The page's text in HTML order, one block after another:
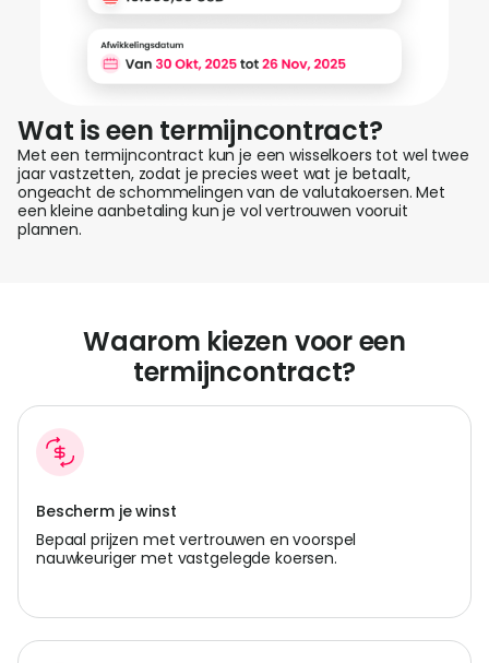
Wat is een termijncontract?
Met een termijncontract kun je een wisselkoers tot wel twee
jaar vastzetten, zodat je precies weet wat je betaalt,
ongeacht de schommelingen van de valutakoersen. Met
een kleine aanbetaling kun je vol vertrouwen vooruit
plannen.
Waarom kiezen voor een
termijncontract?
Bescherm je winst
Bepaal prijzen met vertrouwen en voorspel
nauwkeuriger met vastgelegde koersen.